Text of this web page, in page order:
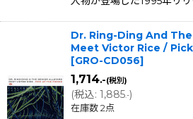
Dr. Ring-Ding And
Meet Victor Rice ‎/
[GRO-CD056]
1,714.-(税別)
(税込: 1,885.-)
在庫数 2点